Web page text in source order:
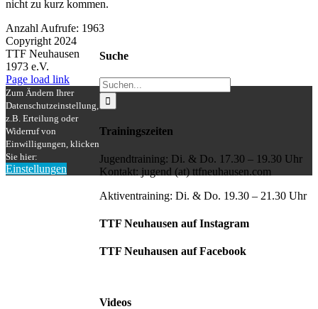
nicht zu kurz kommen.
Anzahl Aufrufe: 1963
Suche
Suche
nach:
Trainingszeiten
Jugendtraining: Di. & Do. 17.30 – 19.30 Uhr
Kontakt: jugend (at) ttfneuhausen.com
Aktiventraining: Di. & Do. 19.30 – 21.30 Uhr
TTF Neuhausen auf Instagram
TTF Neuhausen auf Facebook
Videos
Copyright 2024
TTF Neuhausen
1973 e.V.
Facebook
Instagram
Page load link
Zum Ändern Ihrer
Datenschutzeinstellung,
z.B. Erteilung oder
Widerruf von
Einwilligungen, klicken
Sie hier:
Einstellungen